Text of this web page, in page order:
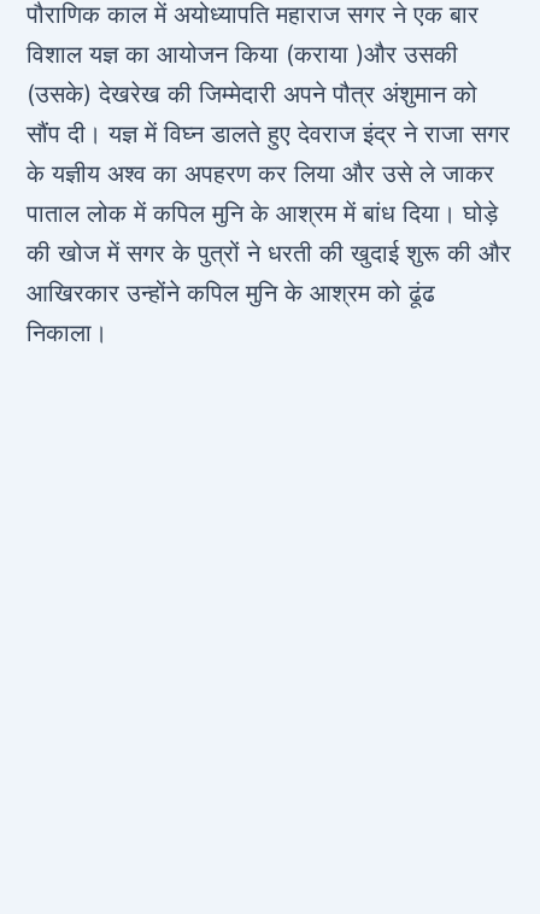
पौराणिक काल में अयोध्यापति महाराज सगर ने एक बार
विशाल यज्ञ का आयोजन किया (कराया )और उसकी
(उसके) देखरेख की जिम्मेदारी अपने पौत्र अंशुमान को
सौंप दी। यज्ञ में विघ्न डालते हुए देवराज इंद्र ने राजा सगर
के यज्ञीय अश्व का अपहरण कर लिया और उसे ले जाकर
पाताल लोक में कपिल मुनि के आश्रम में बांध दिया। घोड़े
की खोज में सगर के पुत्रों ने धरती की खुदाई शुरू की और
आखिरकार उन्होंने कपिल मुनि के आश्रम को ढूंढ
निकाला।